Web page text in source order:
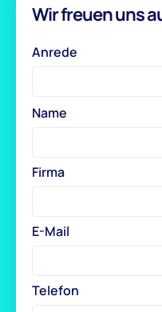
Wir freuen uns
Anrede
Name
Firma
E-Mail
Telefon